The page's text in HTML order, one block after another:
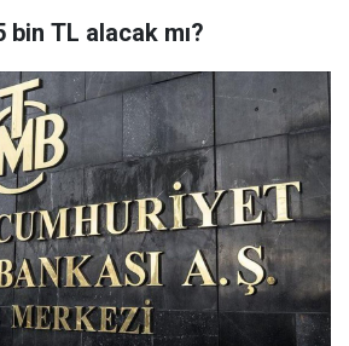
bin TL alacak mı?